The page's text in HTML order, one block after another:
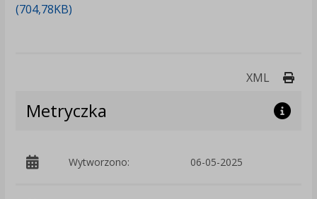
(704,78KB)
XML
Metryczka
Wytworzono: 06-05-2025